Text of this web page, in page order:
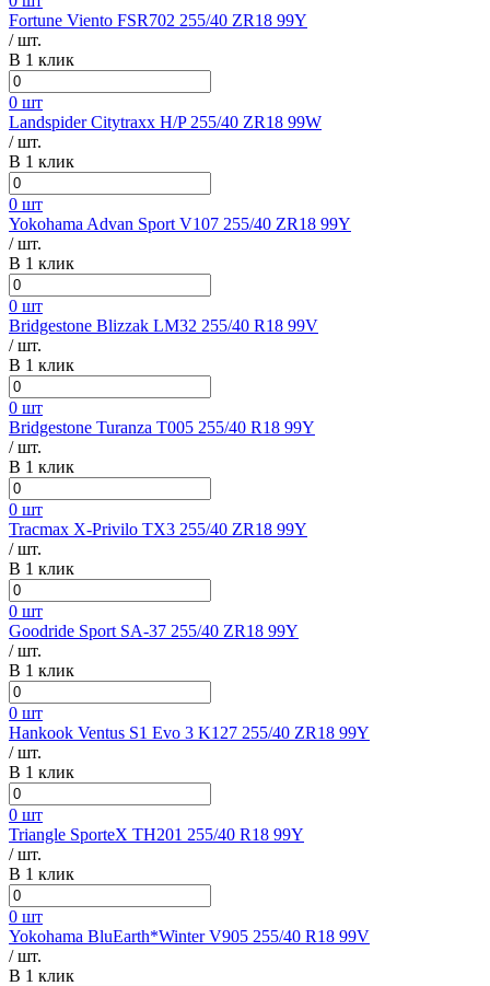
Fortune Viento FSR702 255/40 ZR18 99Y
/ шт.
В 1 клик
0 шт
Landspider Citytraxx H/P 255/40 ZR18 99W
/ шт.
В 1 клик
0 шт
Yokohama Advan Sport V107 255/40 ZR18 99Y
/ шт.
В 1 клик
0 шт
Bridgestone Blizzak LM32 255/40 R18 99V
/ шт.
В 1 клик
0 шт
Bridgestone Turanza T005 255/40 R18 99Y
/ шт.
В 1 клик
0 шт
Tracmax X-Privilo TX3 255/40 ZR18 99Y
/ шт.
В 1 клик
0 шт
Goodride Sport SA-37 255/40 ZR18 99Y
/ шт.
В 1 клик
0 шт
Hankook Ventus S1 Evo 3 K127 255/40 ZR18 99Y
/ шт.
В 1 клик
0 шт
Triangle SporteX TH201 255/40 R18 99Y
/ шт.
В 1 клик
0 шт
Yokohama BluEarth*Winter V905 255/40 R18 99V
/ шт.
В 1 клик